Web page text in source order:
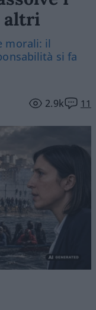
altri
morali: il
si fa
2.9k 11